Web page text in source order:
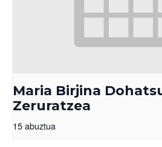
Maria Birjina
Zeruratzea
15 abuztua